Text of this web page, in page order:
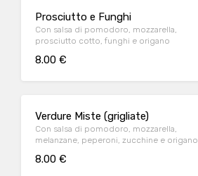
Prosciutto e Funghi
Con salsa di pomodoro, mozzarella,
prosciutto cotto, funghi e origano
8.00 €
Verdure Miste (grigliate)
Con salsa di pomodoro, mozzarella,
melanzane, peperoni, zucchine e origano
8.00 €